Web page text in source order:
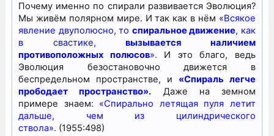
Почему именно по спирали развивается Эволюция?
Мы живём полярном мире. И так как в нём «Всякое
явление двуполюсно, то спиральное движение, как
в свастике,вызывается наличием
противоположных полюсов». И это благо, ведь
Эволюция безостановочно движется в
беспредельном пространстве, и «Спираль легче
прободает пространство». Даже на земном
примере знаем: «Спирально летящая пуля летит
дальше, чем из цилиндрического
ствола». (1955:498)